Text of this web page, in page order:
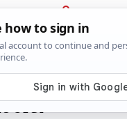
PRIJAVA
News
prizore iz
sve!